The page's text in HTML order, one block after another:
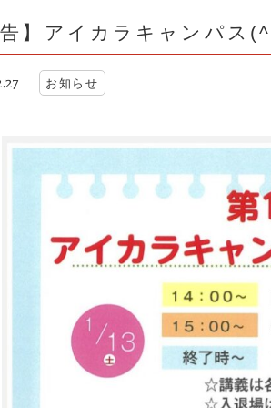
告】アイカラキャンパス
お知らせ